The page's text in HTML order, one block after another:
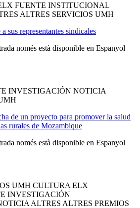
FUENTE INSTITUCIONAL
ALTRES SERVICIOS UMH
sus representantes sindicales
només està disponible en Espanyol
INVESTIGACIÓN NOTICIA
de un proyecto para promover la salud
rurales de Mozambique
només està disponible en Espanyol
UMH CULTURA ELX
INVESTIGACIÓN
ALTRES ALTRES PREMIOS